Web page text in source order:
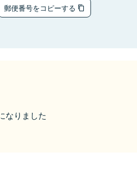
郵便番号をコピーする
なりました